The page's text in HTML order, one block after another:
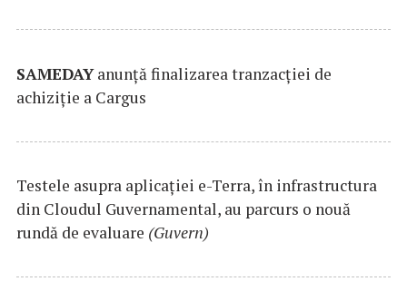
SAMEDAYanunță finalizarea tranzacției de
achiziție a Cargus
Testele asupra aplicaţiei e-Terra, în infrastructura
din Cloudul Guvernamental, au parcurs o nouă
rundă de evaluare (Guvern)